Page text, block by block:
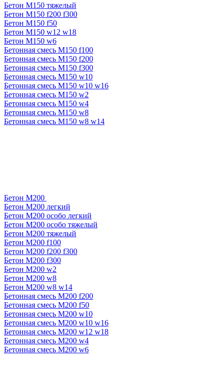
Бетон М150 тяжелый
Бетон М150 f200 f300
Бетон М150 f50
Бетон М150 w12 w18
Бетон М150 w6
Бетонная смесь М150 f100
Бетонная смесь М150 f200
Бетонная смесь М150 f300
Бетонная смесь М150 w10
Бетонная смесь М150 w10 w16
Бетонная смесь М150 w2
Бетонная смесь М150 w4
Бетонная смесь М150 w8
Бетонная смесь М150 w8 w14
Бетон М200
Бетон М200 легкий
Бетон М200 особо легкий
Бетон М200 особо тяжелый
Бетон М200 тяжелый
Бетон М200 f100
Бетон М200 f200 f300
Бетон М200 f300
Бетон М200 w2
Бетон М200 w8
Бетон М200 w8 w14
Бетонная смесь М200 f200
Бетонная смесь М200 f50
Бетонная смесь М200 w10
Бетонная смесь М200 w10 w16
Бетонная смесь М200 w12 w18
Бетонная смесь М200 w4
Бетонная смесь М200 w6